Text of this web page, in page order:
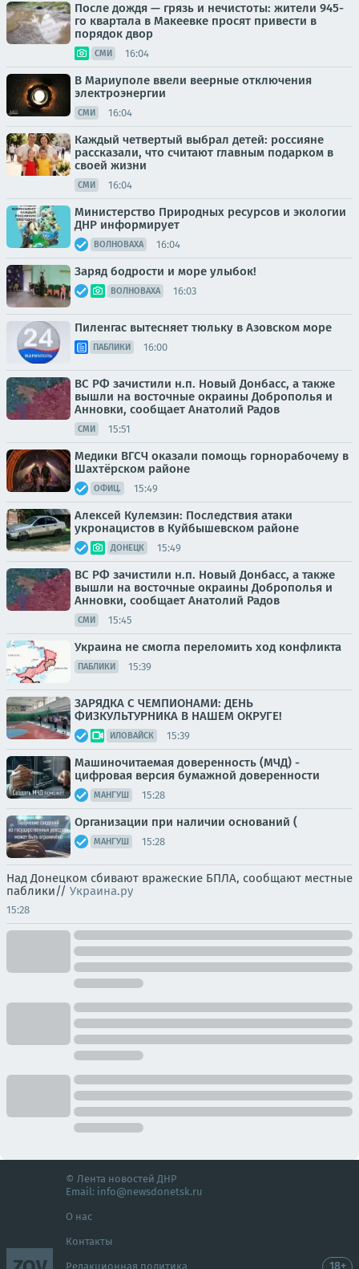
После дождя — грязь и нечистоты: жители 945-
го квартала в Макеевке просят привести в
порядок двор
СМИ 16:04
В Мариуполе ввели веерные отключения
электроэнергии
СМИ 16:04
Каждый четвертый выбрал детей: россияне
рассказали, что считают главным подарком в
своей жизни
СМИ 16:04
Министерство Природных ресурсов и экологии
ДНР информирует
ВОЛНОВАХА 16:04
Заряд бодрости и море улыбок!
ВОЛНОВАХА 16:03
Пиленгас вытесняет тюльку в Азовском море
ПАБЛИКИ 16:00
ВС РФ зачистили н.п. Новый Донбасс, а также
вышли на восточные окраины Доброполья и
Анновки, сообщает Анатолий Радов
СМИ 15:51
Медики ВГСЧ оказали помощь горнорабочему в
Шахтёрском районе
ОФИЦ. 15:49
Алексей Кулемзин: Последствия атаки
укронацистов в Куйбышевском районе
ДОНЕЦК 15:49
ВС РФ зачистили н.п. Новый Донбасс, а также
вышли на восточные окраины Доброполья и
Анновки, сообщает Анатолий Радов
СМИ 15:45
Украина не смогла переломить ход конфликта
ПАБЛИКИ 15:39
ЗАРЯДКА С ЧЕМПИОНАМИ: ДЕНЬ
ФИЗКУЛЬТУРНИКА В НАШЕМ ОКРУГЕ!
ИЛОВАЙСК 15:39
Машиночитаемая доверенность (МЧД) -
цифровая версия бумажной доверенности
МАНГУШ 15:28
Организации при наличии оснований (
МАНГУШ 15:28
Над Донецком сбивают вражеские БПЛА, сообщают местные
паблики// Украина.ру
15:28
© Лента новостей ДНР
Email: info@newsdonetsk.ru
О нас
Контакты
Редакционная политика 18+